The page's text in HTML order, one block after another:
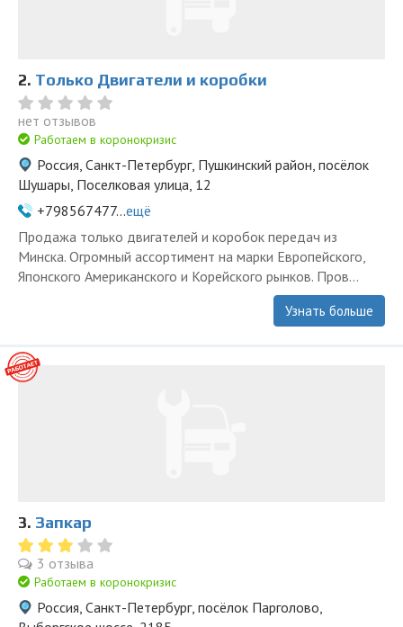
2. Только Двигатели и коробки
нет отзывов
Работаем в коронокризис
Россия, Санкт-Петербург, Пушкинский район, посёлок
Шушары, Поселковая улица, 12
+798567477...ещё
Продажа только двигателей и коробок передач из
Минска. Огромный ассортимент на марки Европейского,
Японского Американского и Корейского рынков. Пров...
Узнать больше
3. Запкар
3 отзыва
Работаем в коронокризис
Россия, Санкт-Петербург, посёлок Парголово,